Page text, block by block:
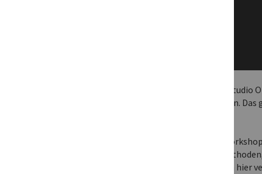
In allen gängigen DAWs wie Cubase, Live,
die eigenen Produktionen verwenden lassen.
Wie es besser geht, kannst du in diesem
Schritt für Schritt zeigt Nils zahlreiche
überrascht sein, welche Möglichkeiten sich hier